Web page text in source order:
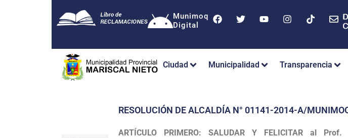
Munimoq
Digital
Ciudad Municipalidad Transparencia
RESOLUCIÓN DE ALCALDÍA N° 01141-2014-A/
ARTÍCULO PRIMERO: SALUDAR Y FELICITAR al Prof.